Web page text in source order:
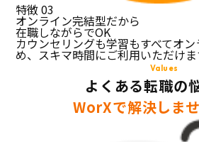
特徴03
オンライン完結型だから
在職しながらでOK
カウンセリングも学習もすべてオ
め、スキマ時間にご利用いただけま
Values
よくある転職の
WorXで解決しま